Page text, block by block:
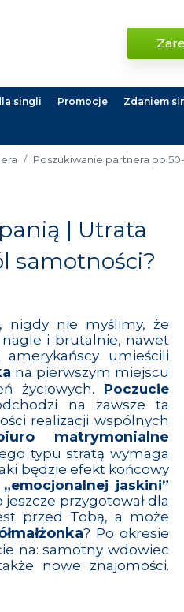
singli Promocje Zdaniem
Poszukiwanie partnera po
| Utrata
samotności?
nigdy nie myślimy, że
nagle i brutalnie, nawet
umieścili
na pierwszym miejscu
życiowych. Poczucie
na zawsze ta
realizacji wspólnych
matrymonialne
typu stratą wymaga
będzie efekt końcowy
„emocjonalnej jaskini”
przygotował dla
przed Tobą, a może
? Po okresie
na: samotny wdowiec
nowe znajomości.